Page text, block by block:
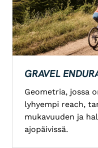
GRAVEL
Geometria, jossa
lyhyempi reach,
mukavuuden ja
ajopäivissä.